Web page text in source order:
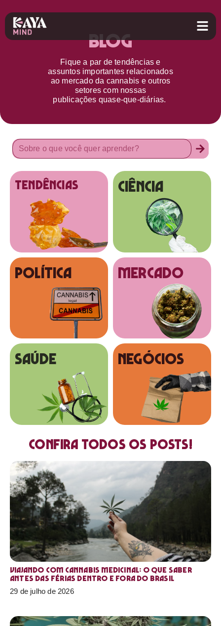
Blog
Fique a par detendências e
assuntos importantes relacionados
ao mercado da cannabis e outros
setorescom nossas
publicações quase-que-diárias.
tendências Ciência
Política MERCADO
SAÚDE NEGÓCIOS
Confira todos os posts!
Viajando com cannabis medicinal: o que saber
antes das férias dentro e fora do Brasil
29 de julho de 2026